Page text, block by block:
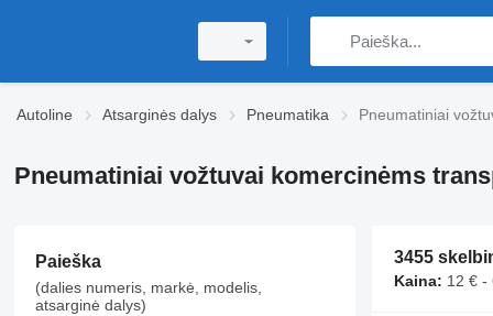
Autoline Atsarginės dalys Pneumatika Pneumatiniai
Pneumatiniai vožtuvai komercinėms
Paieška
(dalies numeris, markė, modelis,
atsarginė dalys)
3455
Kaina: 12 € -